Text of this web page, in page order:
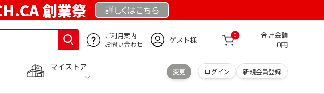
創業祭 詳しくはこちら
ご利用案内
お問い合わせ
ゲスト様 0 合計金額
0円
マイストア
変更 ログイン 新規会員登録